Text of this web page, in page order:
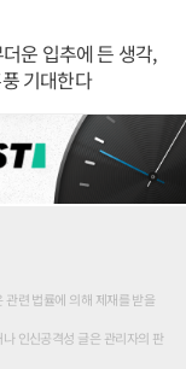
운 입추에 든 생각,
기대한다
련 법률에 의해 제재를 받을
인신공격성 글은 관리자의 판